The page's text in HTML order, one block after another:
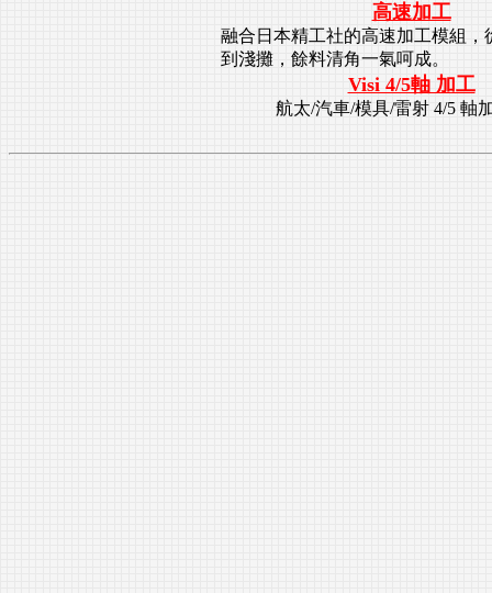
高速加工
融合日本精工社的高速加工模組，
到淺攤，餘料清角一氣呵成。
Visi 4/5軸 加工
航太/汽車/模具/雷射 4/5 軸